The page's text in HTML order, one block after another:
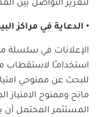
لتعزيز التواصل بين
• الدعاية في مراكز
الإعلانات في سلسلة
استخدامـًا لاستقطاب
للبحث عن ممنوحي
مانح وممنوح الامتياز
المستثمر المحتمل